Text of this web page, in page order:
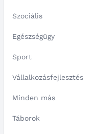
Szociális
Egészségügy
Sport
Vállalkozásfejlesztés
Minden más
Táborok